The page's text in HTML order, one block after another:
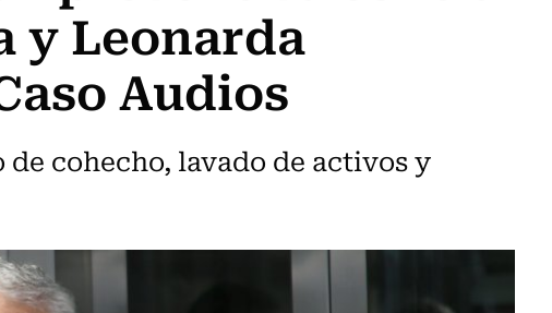
y Leonarda
Audios
de cohecho, lavado de activos y